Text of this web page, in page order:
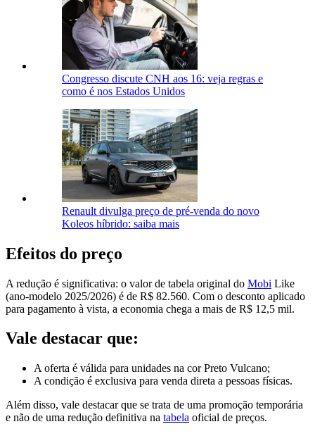
Congresso discute CNH aos 16: veja regras e
como é nos Estados Unidos
Renault divulga preço de pré-venda do novo
Koleos híbrido: saiba mais
Efeitos do preço
A redução é significativa: o valor de tabela original do Mobi Like
(ano-modelo 2025/2026) é de R$ 82.560. Com o desconto aplicado
para pagamento à vista, a economia chega a mais de R$ 12,5 mil.
Vale destacar que:
A oferta é válida para unidades na cor Preto Vulcano;
A condição é exclusiva para venda direta a pessoas físicas.
Além disso, vale destacar que se trata de uma promoção temporária
e não de uma redução definitiva na tabela oficial de preços.